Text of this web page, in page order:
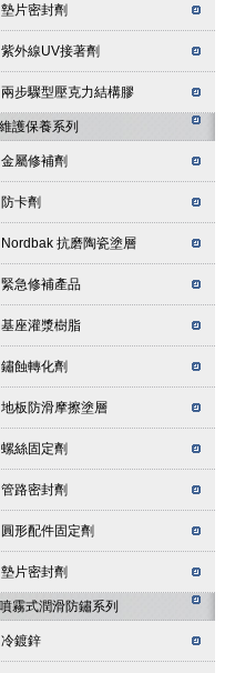
墊片密封劑
紫外線UV接著劑
兩步驟型壓克力結構膠
金屬修補劑
防卡劑
Nordbak 抗磨陶瓷塗層
緊急修補產品
基座灌漿樹脂
鏽蝕轉化劑
地板防滑摩擦塗層
螺絲固定劑
管路密封劑
圓形配件固定劑
墊片密封劑
冷鍍鋅